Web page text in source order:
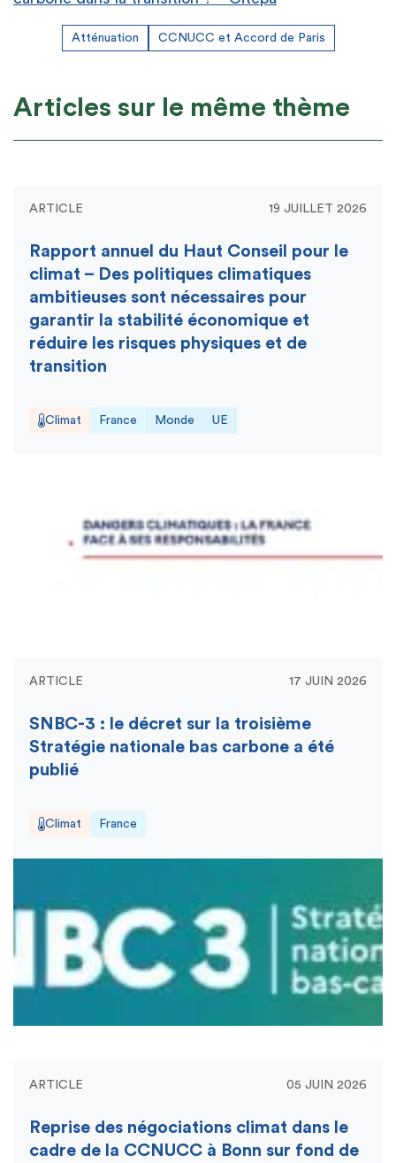
Atténuation CCNUCC et Accord de Paris
Articles sur le même thème
ARTICLE 19 JUILLET 2026
Rapport annuel du Haut Conseil pour le
climat – Des politiques climatiques
ambitieuses sont nécessaires pour
garantir la stabilité économique et
réduire les risques physiques et de
transition
Climat France Monde UE
ARTICLE 17 JUIN 2026
SNBC-3 : le décret sur la troisième
Stratégie nationale bas carbone a été
publié
Climat France
ARTICLE 05 JUIN 2026
Reprise des négociations climat dans le
cadre de la CCNUCC à Bonn sur fond de